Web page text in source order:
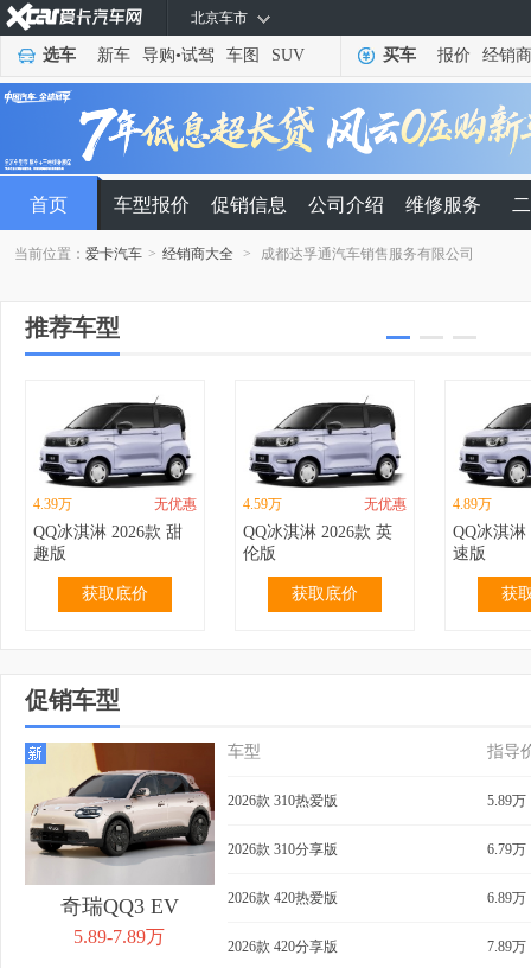
北京车市
选车 新车 导购•试驾 车图 SUV 买车 报价 经销商
首页 车型报价 促销信息 公司介绍 维修服务
当前位置：爱卡汽车 > 经销商大全 > 成都达孚通汽车销售服务有限公司
推荐车型
4.39万 无优惠
QQ冰淇淋 2026款 甜
趣版
获取底价
4.59万 无优惠
QQ冰淇淋 2026款 英
伦版
获取底价
4.89万
QQ冰淇淋
速版
获
2.99万
QQ冰淇淋 2024款 青
春版 120km 奶昔
获取底价
3.19万
春版 120km 香草
获取底价
3.69万
155km 圣
获
促销车型
奇瑞QQ3 EV
5.89-7.89万
车型 指导
2026款 310热爱版 5.89万
2026款 310分享版 6.79万
2026款 420热爱版 6.89万
2026款 420分享版 7.89万